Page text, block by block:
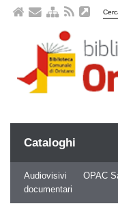
Cataloghi
Audiovisivi OPAC
documentari